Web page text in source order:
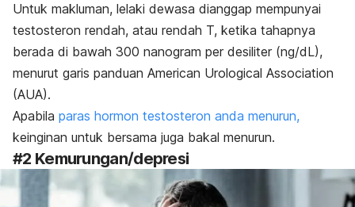
Untuk makluman, lelaki dewasa dianggap mempunyai
testosteron rendah, atau rendah T, ketika tahapnya
berada di bawah 300 nanogram per desiliter (ng/dL),
menurut garis panduan American Urological Association
(AUA).
Apabila paras hormon testosteron anda menurun,
keinginan untuk bersama juga bakal menurun.
#2 Kemurungan/depresi